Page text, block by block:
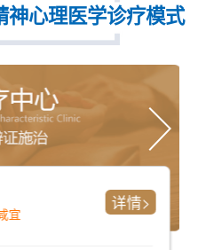
心理医学诊疗模式
宜
详情>